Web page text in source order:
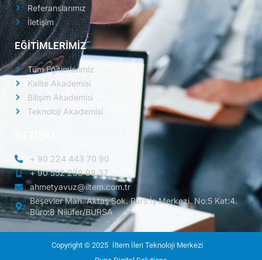
Referanslarımız
İletişim
EĞİTİMLERİMİZ
Tüm Eğitimlerimiz
Kalite Akademisi
Bilişim Akademisi
Teknoloji Akademisi
+ 90 224 443 70 90
+ 90 552 238 98 37
ahmetyavuz@iltem.com.tr
Beşevler Mah. Aktaş Sok. Pars İş Merkezi. No:5 Kat:4.
Büro:8 Nilüfer/BURSA
Copyright © 2025 İltem İleri Teknoloji Merkezi